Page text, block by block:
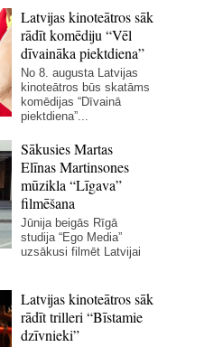
Latvijas kinoteātros sāk
rādīt komēdiju “Vēl
dīvaināka piektdiena”
No 8. augusta Latvijas
kinoteātros būs skatāms
komēdijas “Dīvainā
piektdiena”...
Sākusies Martas
Elīnas Martinsones
mūzikla “Līgava”
filmēšana
Jūnija beigās Rīgā
studija “Ego Media”
uzsākusi filmēt Latvijai
Latvijas kinoteātros sāk
rādīt trilleri “Bīstamie
dzīvnieki”